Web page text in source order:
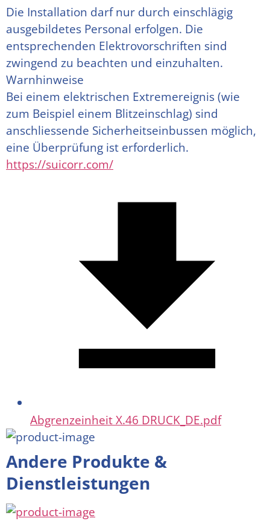
Die Installation darf nur durch einschlägig
ausgebildetes Personal erfolgen. Die
entsprechenden Elektrovorschriften sind
zwingend zu beachten und einzuhalten.
Warnhinweise
Bei einem elektrischen Extremereignis (wie
zum Beispiel einem Blitzeinschlag) sind
anschliessende Sicherheitseinbussen möglich,
eine Überprüfung ist erforderlich.
https://suicorr.com/
Abgrenzeinheit X.46 DRUCK_DE.pdf
Andere Produkte &
Dienstleistungen